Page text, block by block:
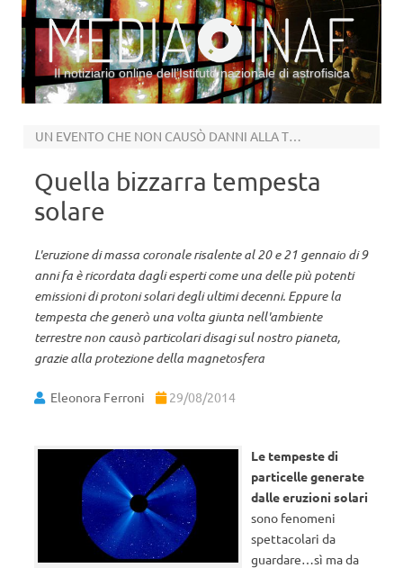
Il notiziario online dell’Istituto nazionale di astrofisica
UN EVENTO CHE NON CAUSÒ DANNI ALLA TERRA
Quella bizzarra tempesta
solare
L'eruzione di massa coronale risalente al 20 e 21 gennaio di 9
anni fa è ricordata dagli esperti come una delle più potenti
emissioni di protoni solari degli ultimi decenni. Eppure la
tempesta che generò una volta giunta nell'ambiente
terrestre non causò particolari disagi sul nostro pianeta,
grazie alla protezione della magnetosfera
Eleonora Ferroni 29/08/2014
Le tempeste di
particelle generate
dalle eruzioni solari
sono fenomeni
spettacolari da
guardare…sì ma da